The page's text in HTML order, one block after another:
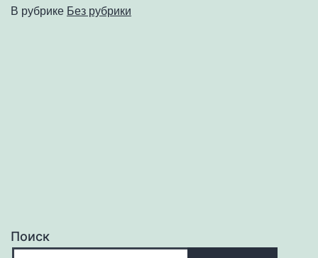
В рубрике Без рубрики
Поиск